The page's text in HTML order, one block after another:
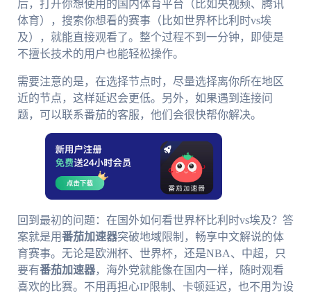
后，打开你想使用的国内体育平台（比如央视频、腾讯
体育），搜索你想看的赛事（比如世界杯比利时vs埃
及），就能直接观看了。整个过程不到一分钟，即使是
不擅长技术的用户也能轻松操作。
需要注意的是，在选择节点时，尽量选择离你所在地区
近的节点，这样延迟会更低。另外，如果遇到连接问
题，可以联系番茄的客服，他们会很快帮你解决。
回到最初的问题：在国外如何看世界杯比利时vs埃及？答
案就是用番茄加速器突破地域限制，畅享中文解说的体
育赛事。无论是欧洲杯、世界杯，还是NBA、中超，只
要有番茄加速器，海外党就能像在国内一样，随时观看
喜欢的比赛。不用再担心IP限制、卡顿延迟，也不用为设